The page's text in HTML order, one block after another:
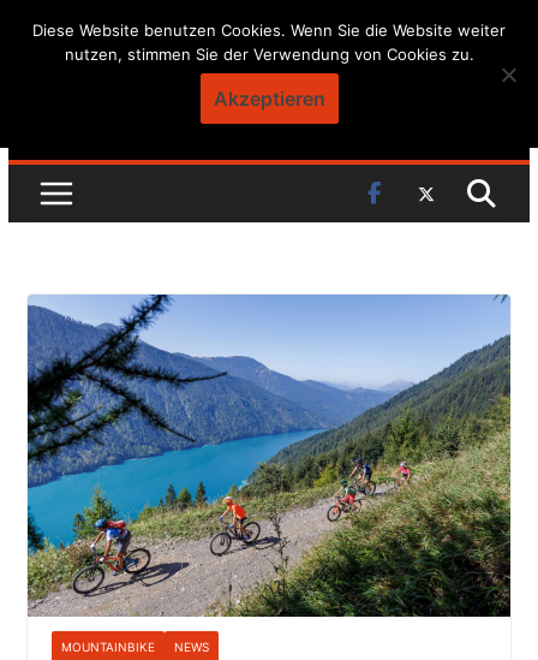
Skip
MOUNTAINBIKE NEWS
Diese Website benutzen Cookies. Wenn Sie die Website weiter
nutzen, stimmen Sie der Verwendung von Cookies zu.
Akzeptieren